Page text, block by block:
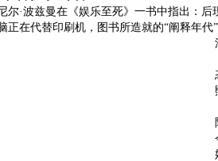
·波兹曼在《娱乐至死》一书中指出：后
正在代替印刷机，图书所造就的“阐释年